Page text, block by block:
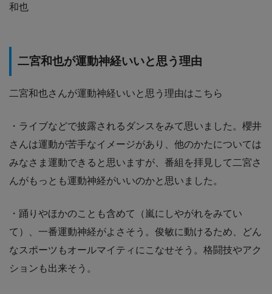
和也
二宮和也が運動神経いいと思う理由
二宮和也さんが運動神経いいと思う理由はこちら
・ライブなどで披露されるダンスをみて思いました。櫻井
さんは運動が苦手なイメージがあり、他のかたについては
みなさま運動できると思いますが、番組を拝見して二宮さ
んがもっとも運動神経がいいのかと思いました。
・踊りやほかのことも含めて（嵐にしやがれをみてい
て）、一番運動神経がよさそう。俊敏に動けるため、どん
なスポーツもオールマイティにこなせそう。格闘技やアク
ションも出来そう。